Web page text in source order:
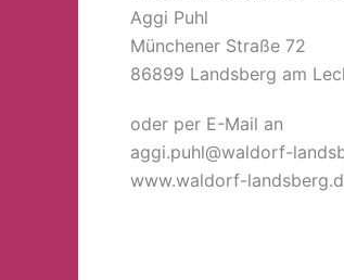
Aggi Puhl
Münchener Straße 72
86899 Landsberg am
oder per E-Mail an
aggi.puhl@waldorf-
www.waldorf-